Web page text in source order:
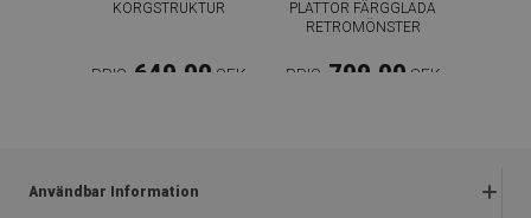
KORGSTRUKTUR
PRIS: 649.00 SEK
PLATTOR FÄRGGLADA
RETROMÖNSTER
PRIS: 799.00 SEK
Användbar Information